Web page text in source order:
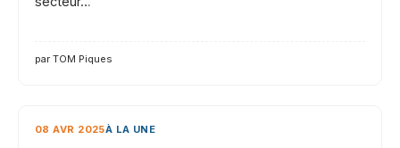
par TOM Piques
08 AVR 2025À LA UNE